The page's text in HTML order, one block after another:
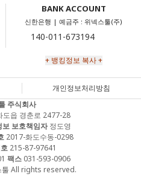
BANK ACCOUNT
신한은행 | 예금주 : 위넥스툴(주)
+ 뱅킹정보 복사 +
개인정보처리방침
주식회사
도읍 경춘로 2477-28
보 보호책임자정도영
2017-화도수동-0298
215-87-97641
팩스031-593-0906
All rights reserved.